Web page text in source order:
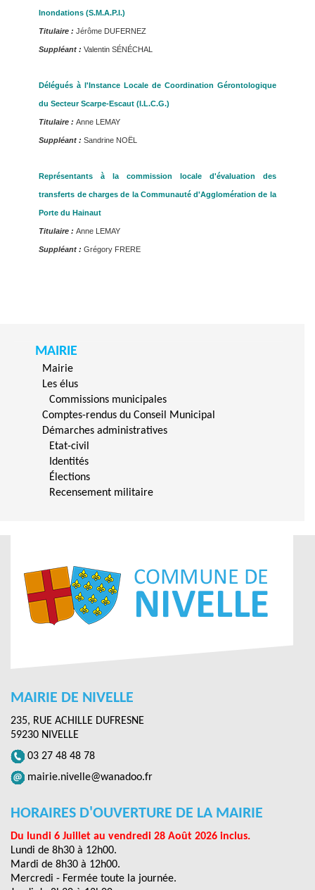
Inondations (S.M.A.P.I.)
Titulaire : Jérôme DUFERNEZ
Suppléant : Valentin SÉNÉCHAL
Délégués à l'Instance Locale de Coordination Gérontologique
du Secteur Scarpe-Escaut (I.L.C.G.)
Titulaire : Anne LEMAY
Suppléant : Sandrine NOËL
Représentants à la commission locale d'évaluation des
transferts de charges de la Communauté d'Agglomération de la
Porte du Hainaut
Titulaire : Anne LEMAY
Suppléant : Grégory FRERE
MAIRIE
Mairie
Les élus
Commissions municipales
Comptes-rendus du Conseil Municipal
Démarches administratives
Etat-civil
Identités
Élections
Recensement militaire
MAIRIE DE NIVELLE
235, RUE ACHILLE DUFRESNE
59230 NIVELLE
03 27 48 48 78
mairie.nivelle@wanadoo.fr
HORAIRES D'OUVERTURE DE LA MAIRIE
Du lundi 6 Juillet au vendredi 28 Août 2026 inclus.
Lundi de 8h30 à 12h00.
Mardi de 8h30 à 12h00.
Mercredi - Fermée toute la journée.